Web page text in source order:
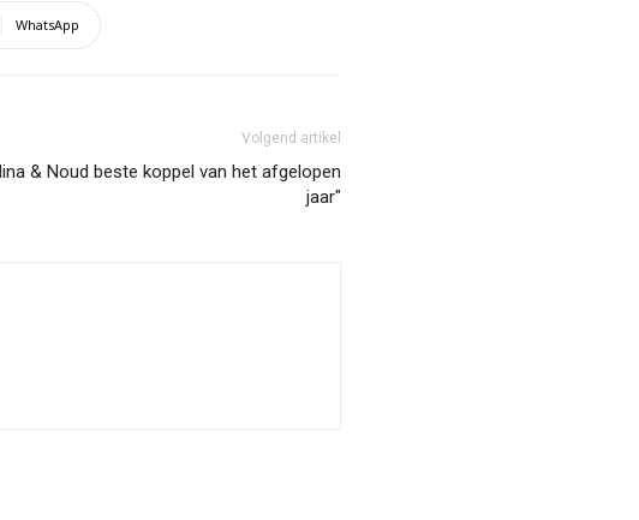
WhatsApp
Volgend artikel
& Noud beste koppel van het afgelopen
jaar"